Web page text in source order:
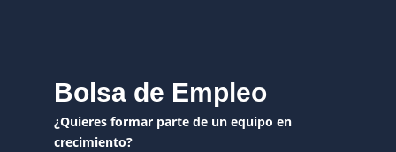
Bolsa de Empleo
¿Quieres formar parte de un equipo en
crecimiento?